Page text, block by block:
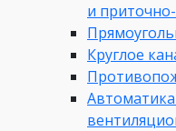
и
Круглое